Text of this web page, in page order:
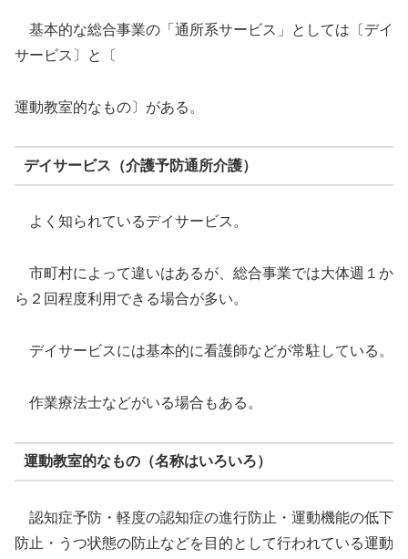
基本的な総合事業の「通所系サービス」としては〔デイ
サービス〕と〔
運動教室的なもの〕がある。
デイサービス（介護予防通所介護）
よく知られているデイサービス。
市町村によって違いはあるが、総合事業では大体週１か
ら２回程度利用できる場合が多い。
デイサービスには基本的に看護師などが常駐している。
作業療法士などがいる場合もある。
運動教室的なもの（名称はいろいろ）
認知症予防・軽度の認知症の進行防止・運動機能の低下
防止・うつ状態の防止などを目的として行われている運動